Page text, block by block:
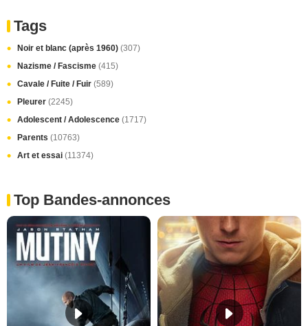
Tags
Noir et blanc (après 1960) (307)
Nazisme / Fascisme (415)
Cavale / Fuite / Fuir (589)
Pleurer (2245)
Adolescent / Adolescence (1717)
Parents (10763)
Art et essai (11374)
Top Bandes-annonces